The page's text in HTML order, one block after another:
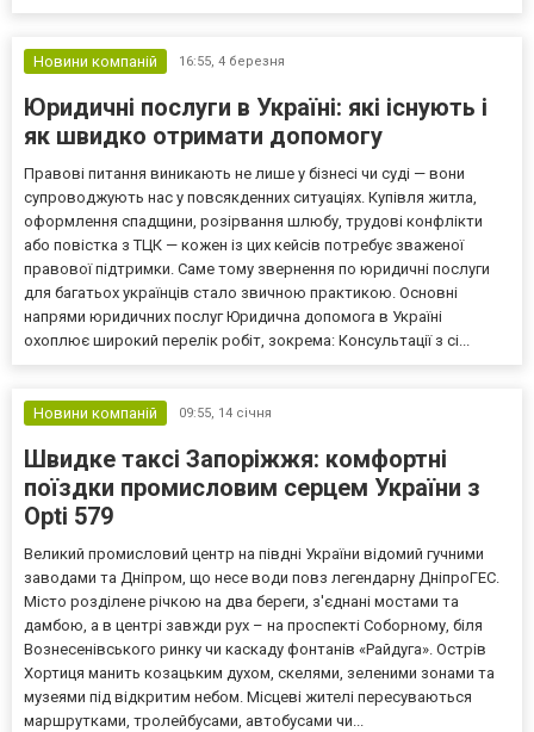
Новини компаній 16:55, 4 березня
Юридичні послуги в Україні: які існують і
як швидко отримати допомогу
Правові питання виникають не лише у бізнесі чи суді — вони
супроводжують нас у повсякденних ситуаціях. Купівля житла,
оформлення спадщини, розірвання шлюбу, трудові конфлікти
або повістка з ТЦК — кожен із цих кейсів потребує зваженої
правової підтримки. Саме тому звернення по юридичні послуги
для багатьох українців стало звичною практикою. Основні
напрями юридичних послуг Юридична допомога в Україні
охоплює широкий перелік робіт, зокрема: Консультації з сі...
Новини компаній 09:55, 14 січня
Швидке таксі Запоріжжя: комфортні
поїздки промисловим серцем України з
Opti 579
Великий промисловий центр на півдні України відомий гучними
заводами та Дніпром, що несе води повз легендарну ДніпроГЕС.
Місто розділене річкою на два береги, з'єднані мостами та
дамбою, а в центрі завжди рух – на проспекті Соборному, біля
Вознесенівського ринку чи каскаду фонтанів «Райдуга». Острів
Хортиця манить козацьким духом, скелями, зеленими зонами та
музеями під відкритим небом. Місцеві жителі пересуваються
маршрутками, тролейбусами, автобусами чи...